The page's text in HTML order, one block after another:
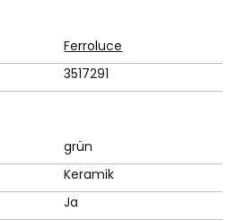
Ferroluce
3517291
grün
Keramik
Ja